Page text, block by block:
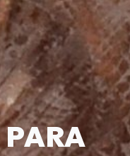
PARA